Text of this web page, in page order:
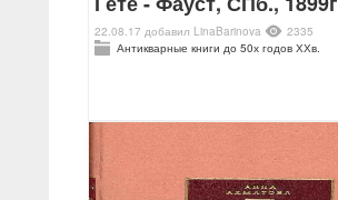
22.08.17 добавил LinaBarinova
2335
Антикварные книги до 50х годов ХХв.